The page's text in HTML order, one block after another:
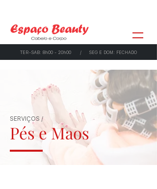
TER-SAB: 8h00 - 20h00 / SEG E DOM: FECHADO
Pés e Maos
SERVIÇOS /